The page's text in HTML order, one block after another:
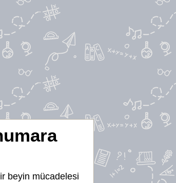
beyin mücadelesi